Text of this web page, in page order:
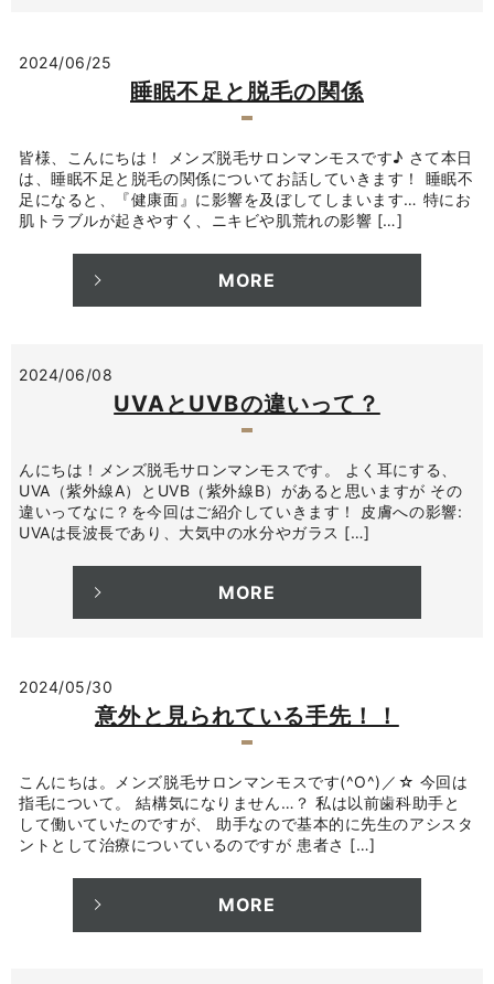
2024/06/25
睡眠不足と脱毛の関係
皆様、こんにちは！ メンズ脱毛サロンマンモスです♪ さて本日
は、睡眠不足と脱毛の関係についてお話していきます！ 睡眠不
足になると、『健康面』に影響を及ぼしてしまいます… 特にお
肌トラブルが起きやすく、ニキビや肌荒れの影響 […]
MORE
2024/06/08
UVAとUVBの違いって？
んにちは！メンズ脱毛サロンマンモスです。 よく耳にする、
UVA（紫外線A）とUVB（紫外線B）があると思いますが その
違いってなに？を今回はご紹介していきます！ 皮膚への影響:
UVAは長波長であり、大気中の水分やガラス […]
MORE
2024/05/30
意外と見られている手先！！
こんにちは。メンズ脱毛サロンマンモスです(^O^)／☆ 今回は
指毛について。 結構気になりません…？ 私は以前歯科助手と
して働いていたのですが、 助手なので基本的に先生のアシスタ
ントとして治療についているのですが 患者さ […]
MORE